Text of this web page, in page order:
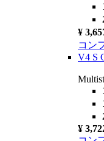
¥
コン
V4 S
¥